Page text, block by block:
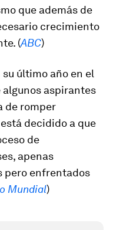
que además de
crecimiento
(ABC)
su último año en el
algunos aspirantes
de romper
decidido a que
de
apenas
pero enfrentados
Mundial)